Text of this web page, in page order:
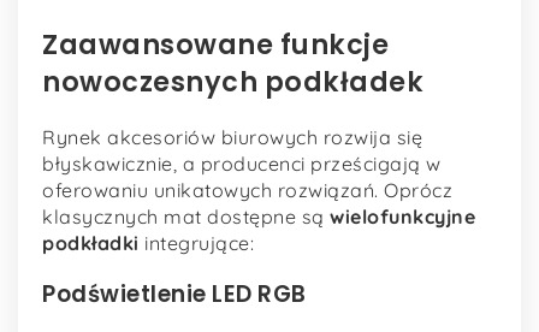
Zaawansowane funkcje
nowoczesnych podkładek
Rynek akcesoriów biurowych rozwija się
błyskawicznie, a producenci prześcigają w
oferowaniu unikatowych rozwiązań. Oprócz
klasycznych mat dostępne są wielofunkcyjne
podkładki integrujące:
Podświetlenie LED RGB